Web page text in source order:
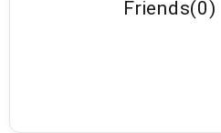
Friends(0)